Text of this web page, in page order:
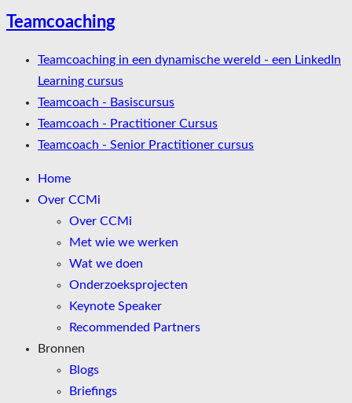
Teamcoaching
Teamcoaching in een dynamische wereld - een LinkedIn
Learning cursus
Teamcoach - Basiscursus
Teamcoach - Practitioner Cursus
Teamcoach - Senior Practitioner cursus
Home
Over CCMi
Over CCMi
Met wie we werken
Wat we doen
Onderzoeksprojecten
Keynote Speaker
Recommended Partners
Bronnen
Blogs
Briefings